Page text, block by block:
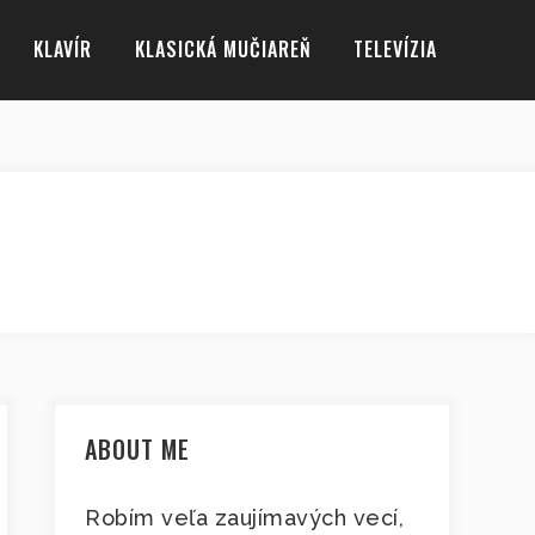
KLAVÍR KLASICKÁ MUČIAREŇ TELEVÍZIA
ABOUT ME
Robím veľa zaujímavých vecí,